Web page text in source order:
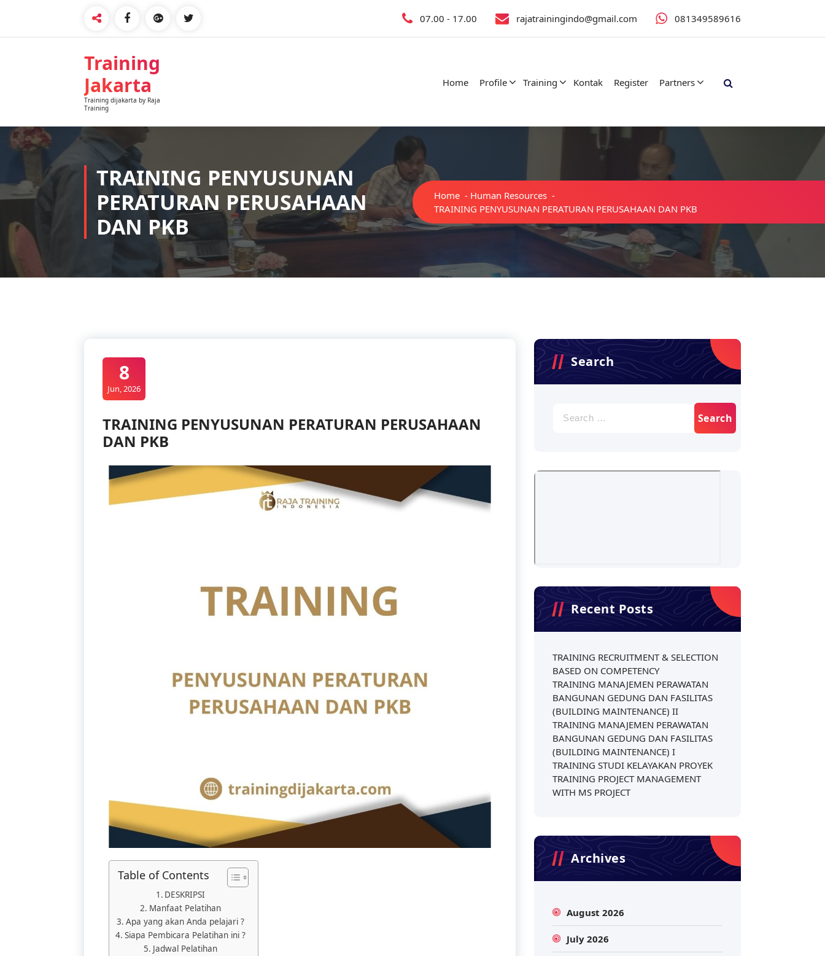
07.00 - 17.00 rajatrainingindo@gmail.com 081349589616
Training
Jakarta
Training dijakarta by Raja
Training
Home Profile Training Kontak Register Partners
TRAINING PENYUSUNAN
PERATURAN PERUSAHAAN
DAN PKB
Home - Human Resources -
TRAINING PENYUSUNAN PERATURAN PERUSAHAAN DAN PKB
8
Jun, 2026
TRAINING PENYUSUNAN PERATURAN PERUSAHAAN
DAN PKB
Table of Contents
DESKRIPSI
Manfaat Pelatihan​
Apa yang akan Anda pelajari ?
Siapa Pembicara Pelatihan ini ?
Jadwal Pelatihan
Search
Recent Posts
TRAINING RECRUITMENT & SELECTION
BASED ON COMPETENCY
TRAINING MANAJEMEN PERAWATAN
BANGUNAN GEDUNG DAN FASILITAS
(BUILDING MAINTENANCE) II
TRAINING MANAJEMEN PERAWATAN
BANGUNAN GEDUNG DAN FASILITAS
(BUILDING MAINTENANCE) I
TRAINING STUDI KELAYAKAN PROYEK
TRAINING PROJECT MANAGEMENT
WITH MS PROJECT
Archives
August 2026
July 2026